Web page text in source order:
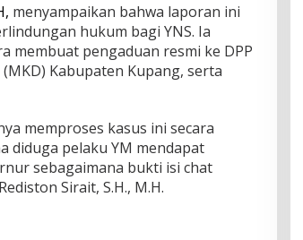
menyampaikan bahwa laporan ini
hukum bagi YNS. Ia
membuat pengaduan resmi ke DPP
Kabupaten Kupang, serta
memproses kasus ini secara
diduga pelaku YM mendapat
sebagaimana bukti isi chat
Sirait, S.H., M.H.